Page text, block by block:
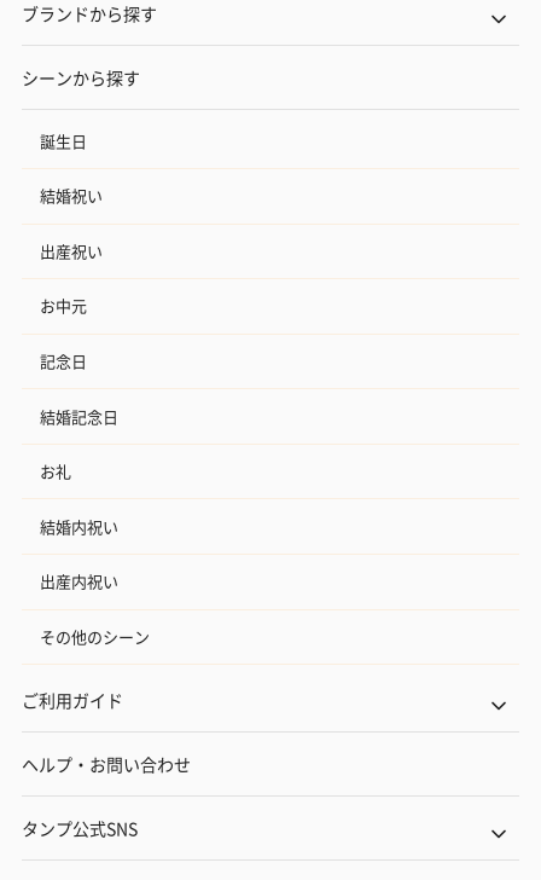
ブランドから探す
シーンから探す
誕生日
結婚祝い
出産祝い
お中元
記念日
結婚記念日
お礼
結婚内祝い
出産内祝い
その他のシーン
ご利用ガイド
ヘルプ・お問い合わせ
タンプ公式SNS